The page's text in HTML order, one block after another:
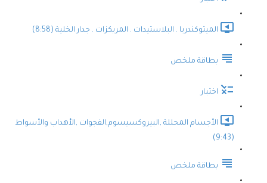
الميتوكندريا . البلاستيدات . المريكزات . جدار الخلية (8:58)
بطاقة ملخص
اختبار
الأجسام المحللة ,البيروكسيسوم,الفجوات ,الأهداب والأسواط
(9:43)
بطاقة ملخص